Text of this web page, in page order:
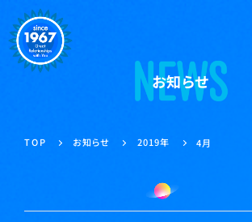
お知らせ
TOP お知らせ 2019年 4月